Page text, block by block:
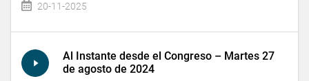
20-11-2025
Al Instante desde el Congreso – Martes 27
de agosto de 2024